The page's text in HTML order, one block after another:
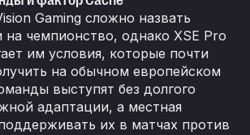
Gaming сложно назвать
на чемпионство, однако XSE Pro
им условия, которые почти
на обычном европейском
выступят без долгого
адаптации, а местная
их в матчах против